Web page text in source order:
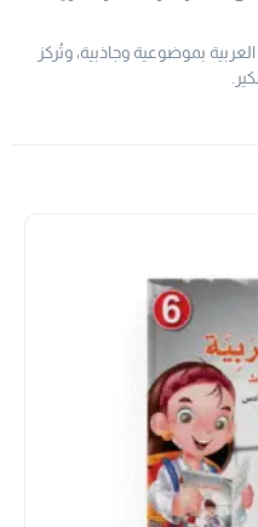
بموضوعية وجاذبية، وتُركز